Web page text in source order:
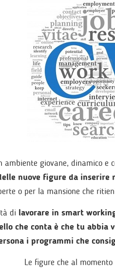
ambiente giovane, dinamico e
nuove figure da inserire
o per la mansione che
di lavorare in smart
che conta è che tu abbia
i programmi che
Le figure che al